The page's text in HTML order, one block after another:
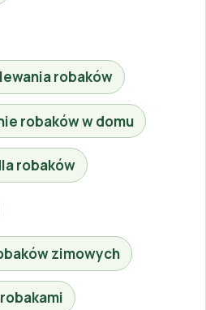
robaków
robaków w domu
robaków
zimowych